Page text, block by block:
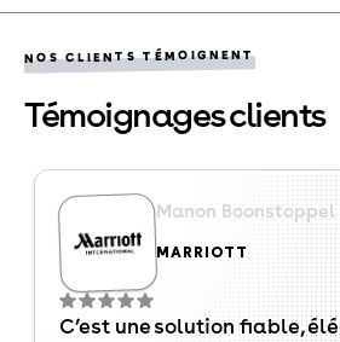
NOS CLIENTS TÉMOIGNENT
Témoignages clients
Manon Boonstoppel
MARRIOTT
C’est une solution fiable,